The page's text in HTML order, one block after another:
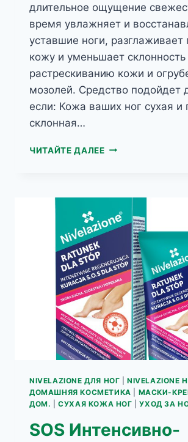
длительное ощущение
время увлажняет и
уставшие ноги, разглаживает
кожу и уменьшает склонность
растрескиванию кожи и
мозолей. Средство подойдет
если: Кожа ваших ног сухая и
склонная…
ЧИТАЙТЕ ДАЛЕЕМОЮЩАЯ
NIVELAZIONE
250МЛ
NIVELAZIONE ДЛЯ НОГ |NIVELAZIONE
ДОМАШНЯЯ КОСМЕТИКА
МАСКИ-
ДОМ. |СУХАЯ КОЖА НОГ |УХОД ЗА
SOS Интенсивно-